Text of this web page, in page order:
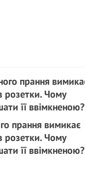
прання вимикає
розетки. Чому
її ввімкненою?